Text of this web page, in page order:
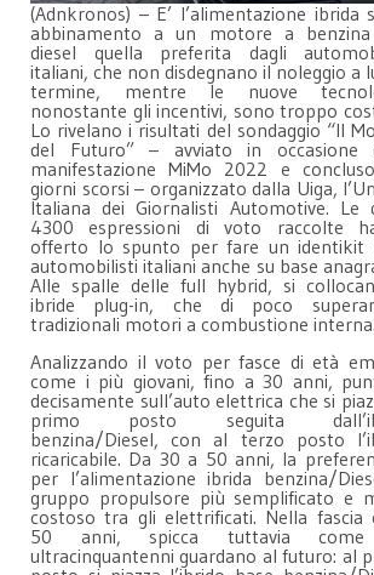
(Adnkronos) – E’ l’alimentazione ibrida
abbinamento a un motore a
diesel quella preferita dagli
italiani, che non disdegnano il noleggio a
termine, mentre le nuove
nonostante gli incentivi, sono troppo
Lo rivelano i risultati del sondaggio “Il
del Futuro” – avviato in occasione
manifestazione MiMo 2022 e
giorni scorsi – organizzato dalla Uiga,
Italiana dei Giornalisti Automotive. Le
4300 espressioni di voto raccolte
offerto lo spunto per fare un identikit
automobilisti italiani anche su base
Alle spalle delle full hybrid, si
ibride plug-in, che di poco
tradizionali motori a combustione interna.
Analizzando il voto per fasce di età
come i più giovani, fino a 30 anni,
decisamente sull’auto elettrica che si
primo posto seguita
benzina/Diesel, con al terzo posto
ricaricabile. Da 30 a 50 anni, la
per l’alimentazione ibrida benzina/
gruppo propulsore più semplificato e
costoso tra gli elettrificati. Nella fascia
50 anni, spicca tuttavia
ultracinquantenni guardano al futuro: al